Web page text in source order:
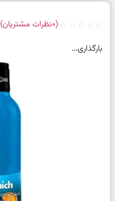
(
0نظرات مشتریان)
بارگذاری...